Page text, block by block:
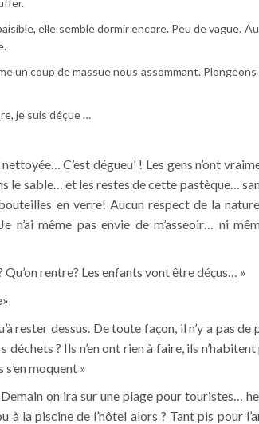
elle semble dormir encore. Peu de vague.
un coup de massue nous assommant. Plongeons
je suis déçue …
C’est dégueu’ ! Les gens n’ont
le sable… et les restes de cette pastèque…
en verre! Aucun respect de la
n’ai même pas envie de m’asseoir… ni
rentre? Les enfants vont être déçus… »
rester dessus. De toute façon, il n’y a pas de
? Ils n’en ont rien à faire, ils n’habitent
moquent »
on ira sur une plage pour touristes…
la piscine de l’hôtel alors ? Tant pis pour